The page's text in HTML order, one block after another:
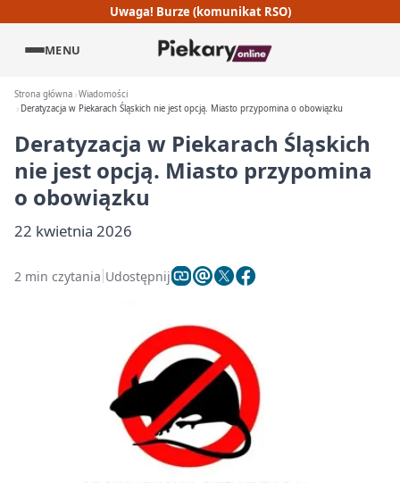
Uwaga! Burze (komunikat RSO)
MENU
Strona główna Wiadomości
Deratyzacja w Piekarach Śląskich nie jest opcją. Miasto przypomina o obowiązku
Deratyzacja w Piekarach Śląskich
nie jest opcją. Miasto przypomina
o obowiązku
22 kwietnia 2026
2 min czytania Udostępnij